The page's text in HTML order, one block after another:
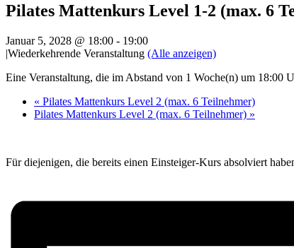
Pilates Mattenkurs Level 1-2 (max. 6
Januar 5, 2028 @ 18:00 - 19:00
|Wiederkehrende Veranstaltung (Alle anzeigen)
Eine Veranstaltung, die im Abstand von 1 Woche(n) um
« Pilates Mattenkurs Level 2 (max. 6 Teilnehmer)
Pilates Mattenkurs Level 2 (max. 6 Teilnehmer) »
Für diejenigen, die bereits einen Einsteiger-Kurs absolviert